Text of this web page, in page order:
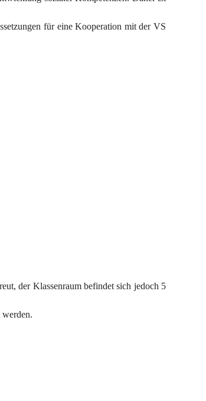
für eine Kooperation mit der VS
der Klassenraum befindet sich jedoch 5